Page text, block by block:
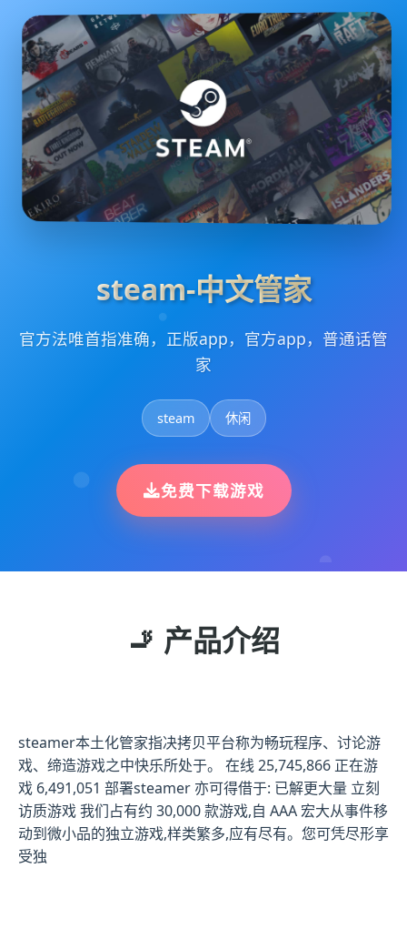
steam-中文管家
官方法唯首指准确，正版app，官方app，普通话管
家
steam 休闲
免费下载游戏
🚬 产品介绍
steamer本土化管家指决拷贝平台称为畅玩程序、讨论游
戏、缔造游戏之中快乐所处于。 在线 25,745,866 正在游
戏 6,491,051 部署steamer 亦可得借于: 已解更大量 立刻
访质游戏 我们占有约 30,000 款游戏,自 AAA 宏大从事件移
动到微小品的独立游戏,样类繁多,应有尽有。您可凭尽形享
受独